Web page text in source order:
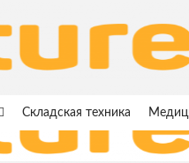
Складская техника